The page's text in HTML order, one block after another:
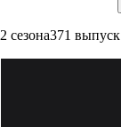
2 сезона371 выпуск